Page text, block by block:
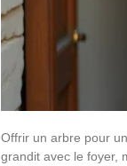
Offrir un arbre pour
grandit avec le foyer,